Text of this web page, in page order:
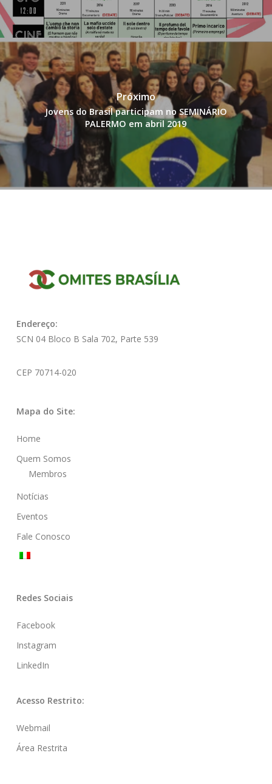
Próximo
Jovens do Brasil participam no SEMINÁRIO
PALERMO em abril 2019
Endereço:
SCN 04 Bloco B Sala 702, Parte 539
CEP 70714-020
Mapa do Site:
Home
Quem Somos
Membros
Notícias
Eventos
Fale Conosco
Redes Sociais
Facebook
Instagram
LinkedIn
Acesso Restrito:
Webmail
Área Restrita